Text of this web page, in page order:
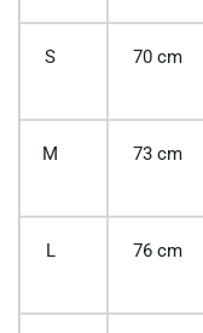
S 70 cm
M 73 cm
L 76 cm